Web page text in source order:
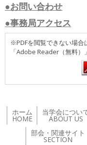
●お問い合わせ
●事務局アクセス
※PDFを閲覧できない場
「Adobe Reader（無料）
ホーム
HOME
当学会につい
ABOUT US
部会・関連サイト
SECTION